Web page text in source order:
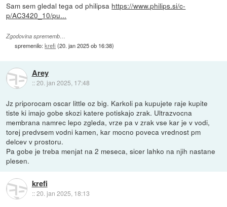
Sam sem gledal tega od philipsa https://www.philips.si/c-
p/AC3420_10/pu...
Zgodovina sprememb…
spremenilo:krefi (20. jan 2025 ob 16:38)
Arey
::20. jan 2025, 17:48
Jz priporocam oscar little oz big. Karkoli pa kupujete raje kupite
tiste ki imajo gobe skozi katere potiskajo zrak. Ultrazvocna
membrana namrec lepo zgleda, vrze pa v zrak vse kar je v vodi,
torej predvsem vodni kamen, kar mocno poveca vrednost pm
delcev v prostoru.
Pa gobe je treba menjat na 2 meseca, sicer lahko na njih nastane
plesen.
krefi
::20. jan 2025, 18:13